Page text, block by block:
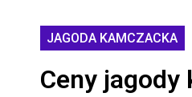
JAGODA KAMCZACKA
Ceny